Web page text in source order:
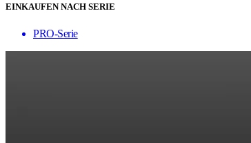
EINKAUFEN NACH SERIE
PRO-Serie